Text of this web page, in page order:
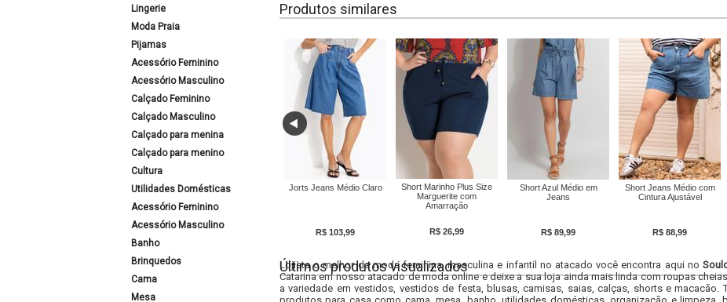
Lingerie
Moda Praia
Pijamas
Acessório Feminino
Acessório Masculino
Calçado Feminino
Calçado Masculino
Calçado para menina
Calçado para menino
Cultura
Utilidades Domésticas
Acessório Feminino
Acessório Masculino
Banho
Brinquedos
Cama
Mesa
Produtos similares
Jorts Jeans Médio Claro
R$ 103,99
Short Marinho Plus Size
Marguerite com
Amarração
R$ 26,99
Short Azul Médio em
Jeans
R$ 89,99
Short Jeans Médio com
Cintura Ajustável
R$ 88,99
Últimos produtos visualizados
Lojista o melhor da moda feminina, masculina e infantil no atacado você encontra aqui no
Catarina em nosso atacado de moda online e deixe a sua loja ainda mais linda com roupas
a variedade em vestidos, vestidos de festa, blusas, camisas, saias, calças, shorts e macacão.